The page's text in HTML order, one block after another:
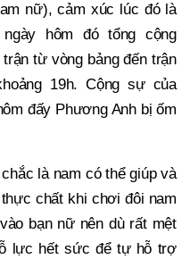
nữ), cảm xúc lúc đó là
hôm đó tổng cộng
từ vòng bảng đến trận
19h. Cộng sự của
đấy Phương Anh bị ốm
là nam có thể giúp và
chất khi chơi đôi nam
bạn nữ nên dù rất mệt
lực hết sức để tự hỗ trợ